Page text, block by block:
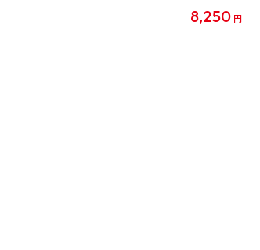
【1BOX】
8,250 円